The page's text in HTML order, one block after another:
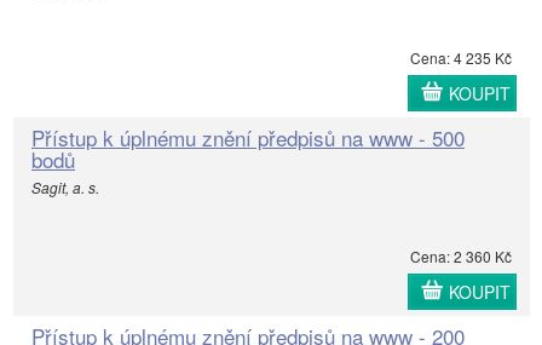
Cena: 4 235 Kč
KOUPIT
Přístup k úplnému znění předpisů na www - 500
bodů
Sagit, a. s.
Cena: 2 360 Kč
KOUPIT
Přístup k úplnému znění předpisů na www - 200